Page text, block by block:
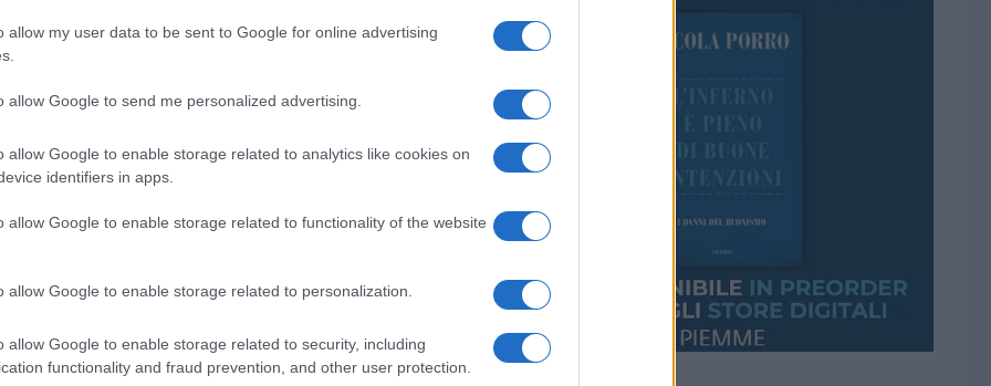
allow my user data to be sent to Google for online advertising
allow Google to send me personalized advertising.
allow Google to enable storage related to analytics like cookies on
identifiers in apps.
allow Google to enable storage related to functionality of the website
allow Google to enable storage related to personalization.
allow Google to enable storage related to security, including
functionality and fraud prevention, and other user protection.
iPhone o il prossimo modello di
della scheda grafica dei computer o
singole categorie di prodotti. Le stesse
peraltro subendo un ridimensionamento:
Trade Statistics) contro il 15%
del 16,8% dei microchip logici, del
a tecnologia matura non